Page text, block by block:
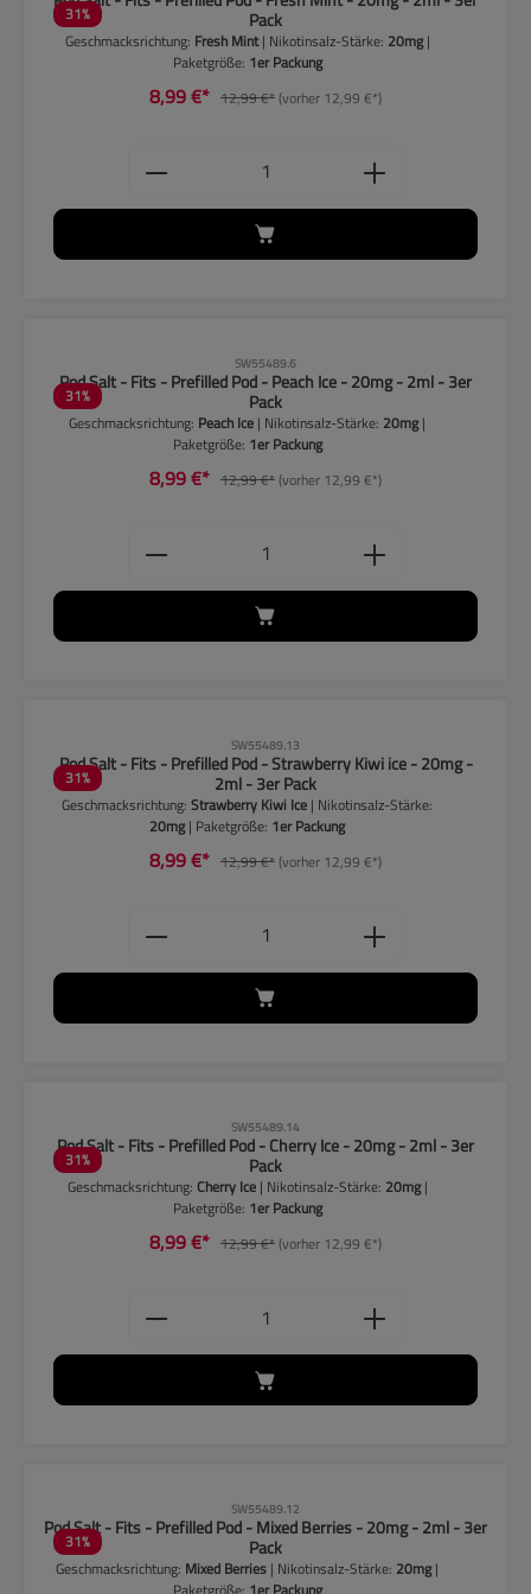
31%
Pack
Geschmacksrichtung: Fresh Mint| Nikotinsalz-Stärke: 20mg|
Paketgröße: 1er Packung
8,99 €* 12,99 €*(vorher 12,99 €*)
Produkt Anzahl: Gib den
31%
SW55489.6
Pod Salt - Fits - Prefilled Pod - Peach Ice - 20mg - 2ml - 3er
Pack
Geschmacksrichtung: Peach Ice | Nikotinsalz-Stärke: 20mg|
Paketgröße: 1er Packung
8,99 €* 12,99 €*(vorher 12,99 €*)
Produkt Anzahl: Gib den
31%
SW55489.13
Pod Salt - Fits - Prefilled Pod - Strawberry Kiwi ice - 20mg -
2ml - 3er Pack
Geschmacksrichtung:Strawberry Kiwi Ice | Nikotinsalz-Stärke:
20mg| Paketgröße: 1er Packung
8,99 €* 12,99 €*(vorher 12,99 €*)
Produkt Anzahl: Gib den
31%
SW55489.14
Pod Salt - Fits - Prefilled Pod - Cherry Ice - 20mg - 2ml - 3er
Pack
Geschmacksrichtung: Cherry Ice | Nikotinsalz-Stärke: 20mg|
Paketgröße: 1er Packung
8,99 €* 12,99 €*(vorher 12,99 €*)
Produkt Anzahl: Gib den
31%
SW55489.12
Pod Salt - Fits - Prefilled Pod - Mixed Berries - 20mg - 2ml - 3er
Pack
Geschmacksrichtung: Mixed Berries | Nikotinsalz-Stärke: 20mg|